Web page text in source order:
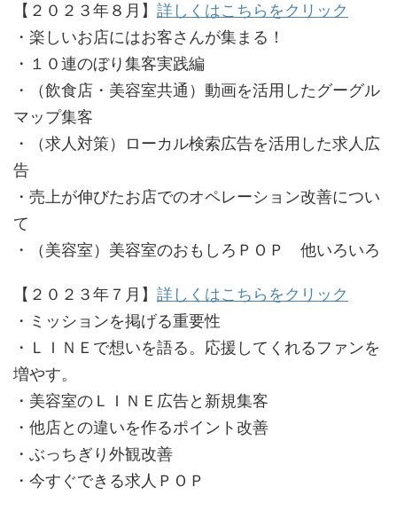
【２０２３年８月】 詳しくはこちらをクリック
・楽しいお店にはお客さんが集まる！
・１０連のぼり集客実践編
・（飲食店・美容室共通）動画を活用したグーグル
マップ集客
・（求人対策）ローカル検索広告を活用した求人広
告
・売上が伸びたお店でのオペレーション改善につい
て
・（美容室）美容室のおもしろＰＯＰ 他いろいろ
【２０２３年７月】 詳しくはこちらをクリック
・ミッションを掲げる重要性
・ＬＩＮＥで想いを語る。応援してくれるファンを
増やす。
・美容室のＬＩＮＥ広告と新規集客
・他店との違いを作るポイント改善
・ぶっちぎり外観改善
・今すぐできる求人ＰＯＰ